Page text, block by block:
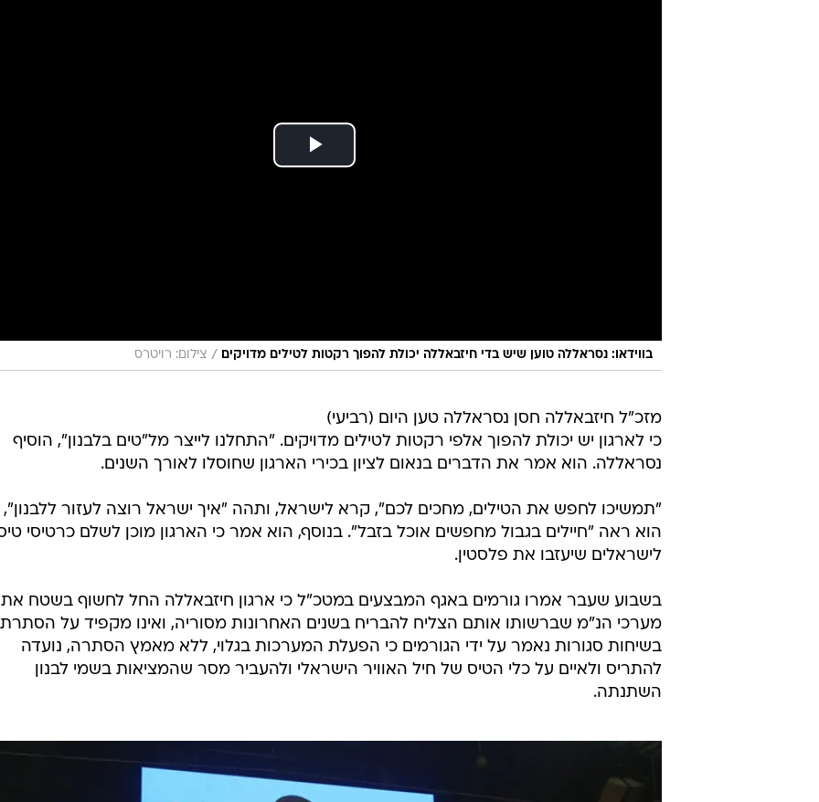
בווידאו: נסראללה טוען שיש בדי חיזבאללה יכולת להפוך רקטות לטילים מדויקים / צילום: רויטרס
מזכ"ל חיזבאללה חסן נסראללה טען היום (רביעי)
כי לארגון יש יכולת להפוך אלפי רקטות לטילים מדויקים. "התחלנו לייצר מל"טים בלבנון", הוסיף
נסראללה. הוא אמר את הדברים בנאום לציון בכירי הארגון שחוסלו לאורך השנים.
"תמשיכו לחפש את הטילים, מחכים לכם", קרא לישראל, ותהה "איך ישראל רוצה לעזור
הוא ראה "חיילים בגבול מחפשים אוכל בזבל". בנוסף, הוא אמר כי הארגון מוכן לשלם כרטיסי
לישראלים שיעזבו את פלסטין.
בשבוע שעבר אמרו גורמים באגף המבצעים במטכ"ל כי ארגון חיזבאללה החל לחשוף בשטח את
מערכי הנ"מ שברשותו אותם הצליח להבריח בשנים האחרונות מסוריה, ואינו מקפיד על
בשיחות סגורות נאמר על ידי הגורמים כי הפעלת המערכות בגלוי, ללא מאמץ הסתרה, נועדה
להתריס ולאיים על כלי הטיס של חיל האוויר הישראלי ולהעביר מסר שהמציאות בשמי לבנון
השתנתה.